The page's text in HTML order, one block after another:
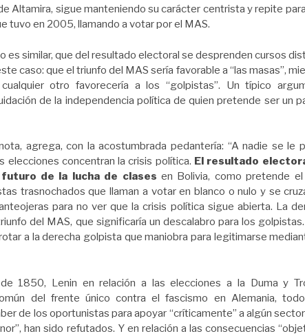
Altamira, sigue manteniendo su carácter centrista y repite
tuvo en 2005, llamando a votar por el MAS.
es similar, que del resultado electoral se desprenden cursos
caso: que el triunfo del MAS sería favorable a “las masas”,
otro favorecería a los “golpistas”. Un típico
de la independencia política de quien pretende ser un
agrega, con la acostumbrada pedantería: “A nadie se le
elecciones concentran la crisis política. El resultado
de la lucha de clases en Bolivia, como pretende el
trasnochados que llaman a votar en blanco o nulo y se
para no ver que la crisis política sigue abierta. La
del MAS, que significaría un descalabro para los golpistas.
a la derecha golpista que maniobra para legitimarse
1850, Lenin en relación a las elecciones a la Duma y
del frente único contra el fascismo en Alemania,
de los oportunistas para apoyar “críticamente” a algún
han sido refutados. Y en relación a las consecuencias